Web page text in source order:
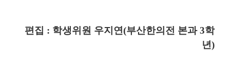
편집 : 학생위원 우지연(부산한의전 본과 3학
년)